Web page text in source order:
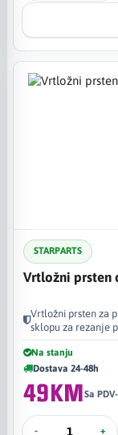
STARPARTS
Vrtložni prsten
Vrtložni prsten za
sklopu za rezanje
Na stanju
Dostava 24-48h
49KMSa
- +